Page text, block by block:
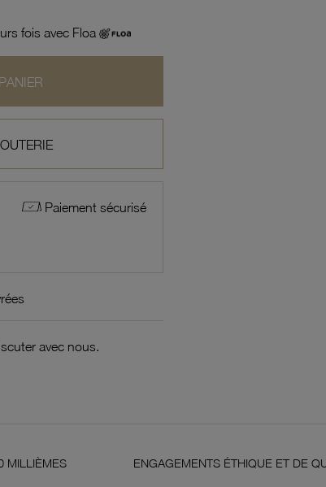
fois avec Floa
Paiement sécurisé
avec nous.
ENGAGEMENTS ÉTHIQUE ET DE QUALITÉ